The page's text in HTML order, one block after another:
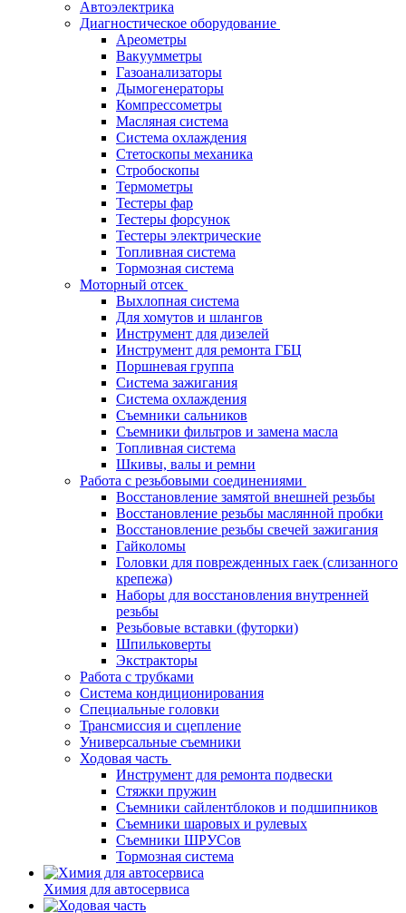
Автоэлектрика
Диагностическое оборудование
Ареометры
Вакуумметры
Газоанализаторы
Дымогенераторы
Компрессометры
Масляная система
Система охлаждения
Стетоскопы механика
Стробоскопы
Термометры
Тестеры фар
Тестеры форсунок
Тестеры электрические
Топливная система
Тормозная система
Моторный отсек
Выхлопная система
Для хомутов и шлангов
Инструмент для дизелей
Инструмент для ремонта ГБЦ
Поршневая группа
Система зажигания
Система охлаждения
Съемники сальников
Съемники фильтров и замена масла
Топливная система
Шкивы, валы и ремни
Работа с резьбовыми соединениями
Восстановление замятой внешней резьбы
Восстановление резьбы маслянной пробки
Восстановление резьбы свечей зажигания
Гайколомы
Головки для поврежденных гаек (слизанного
крепежа)
Наборы для восстановления внутренней
резьбы
Резьбовые вставки (футорки)
Шпильковерты
Экстракторы
Работа с трубками
Система кондиционирования
Специальные головки
Трансмиссия и сцепление
Универсальные съемники
Ходовая часть
Инструмент для ремонта подвески
Стяжки пружин
Съемники сайлентблоков и подшипников
Съемники шаровых и рулевых
Съемники ШРУСов
Тормозная система
Химия для автосервиса